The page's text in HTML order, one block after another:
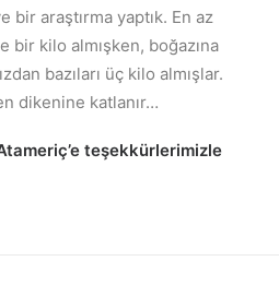
bir araştırma yaptık. En az
kilo almışken, boğazına
bazıları üç kilo almışlar.
dikenine katlanır…
teşekkürlerimizle